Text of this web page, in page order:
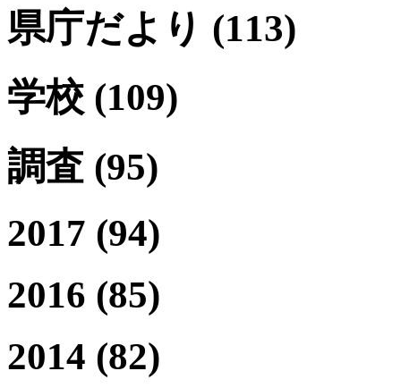
県庁だより (113)
学校 (109)
調査 (95)
2017 (94)
2016 (85)
2014 (82)